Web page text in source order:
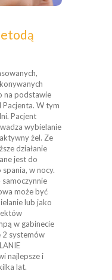
na podstawie
W tym
Pacjent
wybielanie
żel. Ze
działanie
jest do
w nocy.
może być
lub jako
w gabinecie
2 systemów
najlepsze i
lat.